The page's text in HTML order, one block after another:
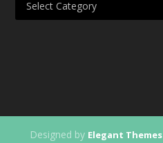
Designed by Elegant Themes